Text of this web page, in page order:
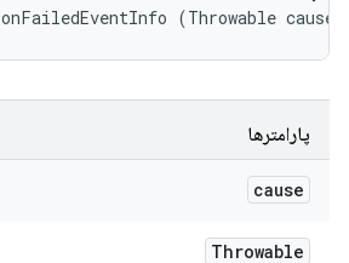
(Throwable cause)
پارامترها
cause
Throwable